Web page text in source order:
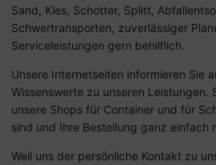
Sand, Kies, Schotter, Splitt,
Schwertransporten, zuverlässiger
Serviceleistungen gern behilflich.
Unsere Internetseiten informieren Sie
Wissenswerte zu unseren Leistungen.
unsere Shops für Container und für
sind und Ihre Bestellung ganz einfach
Weil uns der persönliche Kontakt zu